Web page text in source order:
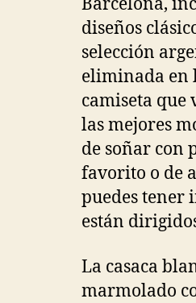
diseños
selección
eliminada en
camiseta que
las mejores
de soñar con
favorito o de
puedes tener
están
La casaca
marmolado